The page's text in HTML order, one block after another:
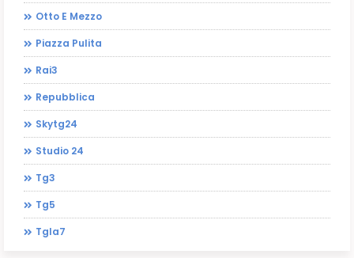
Otto E Mezzo
Piazza Pulita
Rai3
Repubblica
Skytg24
Studio 24
Tg3
Tg5
Tgla7